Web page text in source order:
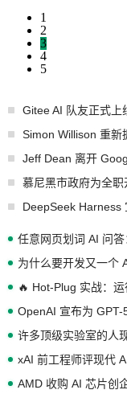
1
2
3
4
5
Gitee AI 队友正式
Simon Willison 重新
Jeff Dean 离开
慕尼黑市政府为全
任意网页划词 AI 问
为什么要开发又一个
🔥 Hot-Plug 实战：
OpenAI 宣布为
许多顶级实验室的人
xAI 前工程师评现代